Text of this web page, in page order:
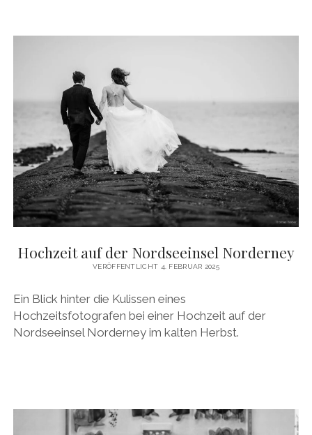
Hochzeit auf der Nordseeinsel Norderney
VERÖFFENTLICHT 4. FEBRUAR 2025
Ein Blick hinter die Kulissen eines
Hochzeitsfotografen bei einer Hochzeit auf der
Nordseeinsel Norderney im kalten Herbst.